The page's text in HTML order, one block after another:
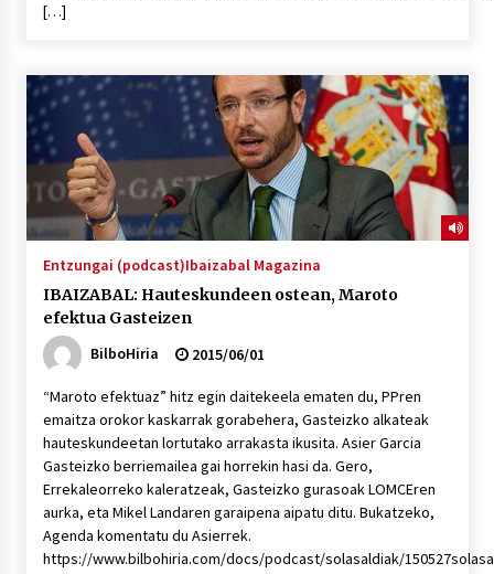
[…]
Entzungai (podcast)Ibaizabal Magazina
IBAIZABAL: Hauteskundeen ostean, Maroto
efektua Gasteizen
BilboHiria
2015/06/01
“Maroto efektuaz” hitz egin daitekeela ematen du, PPren
emaitza orokor kaskarrak gorabehera, Gasteizko alkateak
hauteskundeetan lortutako arrakasta ikusita. Asier Garcia
Gasteizko berriemailea gai horrekin hasi da. Gero,
Errekaleorreko kaleratzeak, Gasteizko gurasoak LOMCEren
aurka, eta Mikel Landaren garaipena aipatu ditu. Bukatzeko,
Agenda komentatu du Asierrek.
https://www.bilbohiria.com/docs/podcast/solasaldiak/